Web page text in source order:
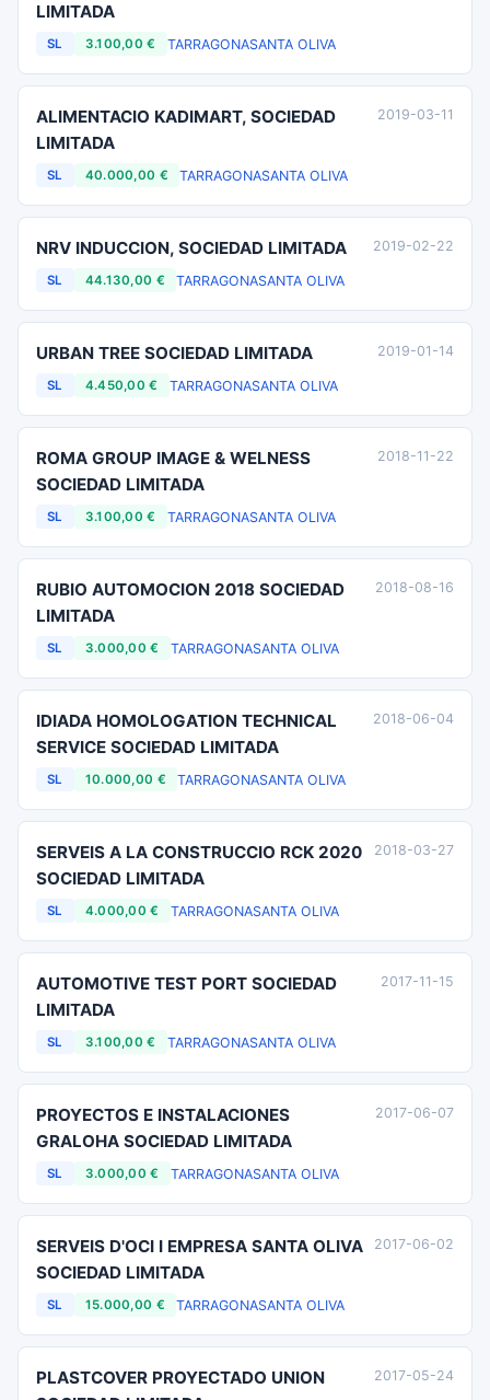
LIMITADA
SL 3.100,00 € TARRAGONASANTA OLIVA
ALIMENTACIO KADIMART, SOCIEDAD
LIMITADA
SL 40.000,00 € TARRAGONASANTA OLIVA
2019-03-11
NRV INDUCCION, SOCIEDAD LIMITADA
SL 44.130,00 € TARRAGONASANTA OLIVA
2019-02-22
URBAN TREE SOCIEDAD LIMITADA
SL 4.450,00 € TARRAGONASANTA OLIVA
2019-01-14
ROMA GROUP IMAGE & WELNESS
SOCIEDAD LIMITADA
SL 3.100,00 € TARRAGONASANTA OLIVA
2018-11-22
RUBIO AUTOMOCION 2018 SOCIEDAD
LIMITADA
SL 3.000,00 € TARRAGONASANTA OLIVA
2018-08-16
IDIADA HOMOLOGATION TECHNICAL
SERVICE SOCIEDAD LIMITADA
SL 10.000,00 € TARRAGONASANTA OLIVA
2018-06-04
SERVEIS A LA CONSTRUCCIO RCK 2020
SOCIEDAD LIMITADA
SL 4.000,00 € TARRAGONASANTA OLIVA
2018-03-27
AUTOMOTIVE TEST PORT SOCIEDAD
LIMITADA
SL 3.100,00 € TARRAGONASANTA OLIVA
2017-11-15
PROYECTOS E INSTALACIONES
GRALOHA SOCIEDAD LIMITADA
SL 3.000,00 € TARRAGONASANTA OLIVA
2017-06-07
SERVEIS D'OCI I EMPRESA SANTA OLIVA
SOCIEDAD LIMITADA
SL 15.000,00 € TARRAGONASANTA OLIVA
2017-06-02
PLASTCOVER PROYECTADO UNION
2017-05-24